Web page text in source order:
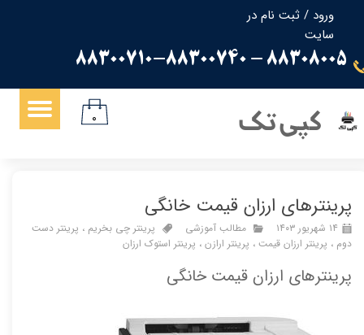
ورود / ثبت نام در
سایت
حساب کاربری من
تغییر گذر واژه
سفارشات
88308005 - 88300710-88300740
کپی تک ۰
پرینترهای ارزان قیمت خانگی
۱۴ شهریور ۱۴۰۳ مطالب آموزشی پرینتر چی بخریم ، پرینتر دست
دوم ، پرینتر ارزان قیمت ، پرینتر ارازن ، پرینتر استوک ارزان
پرینترهای ارزان قیمت خانگی